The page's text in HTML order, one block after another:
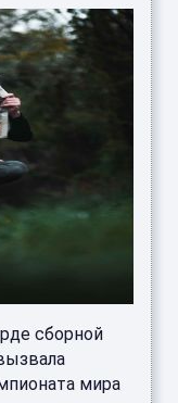
сборной
мира